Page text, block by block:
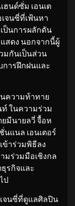
นด์ซั่ม เอนเต
เจนซี่ที่เฟ้นหา
ป็นการผลักดัน
สดง นอกจากนี้ผู้
มกันเป็นส่วน
ารฝึกฝนและ
นความท้าทาย
ท์ ในความร่วม
มีนายลวี่ จื้อห
นแนล เอนเตอร์
ข้าร่วมพิธีลง
มร่วมมือเชิงกล
รกิจและ
ป
เจนซี่ที่ดูแลศิลปิน